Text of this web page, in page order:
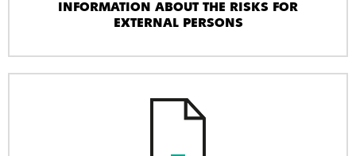
INFORMATION ABOUT THE RISKS FOR
EXTERNAL PERSONS